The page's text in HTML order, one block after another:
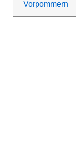
Vorpommern